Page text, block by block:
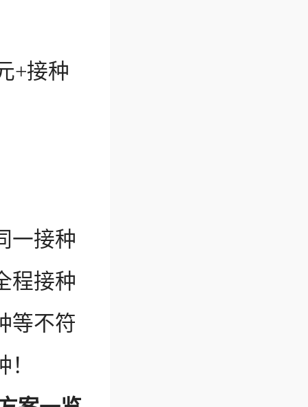
+接种
接种
程接种
等不符